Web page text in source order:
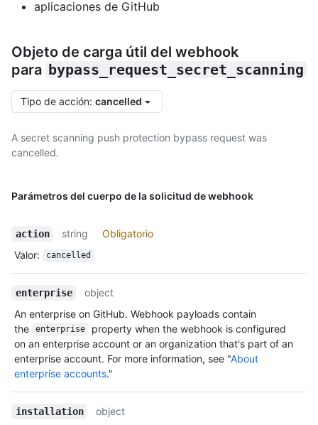
aplicaciones de GitHub
Objeto de carga útil del webhook
para bypass_request_secret_scanning
Tipo de acción: cancelled
A secret scanning push protection bypass request was
cancelled.
Parámetros del cuerpo de la solicitud de webhook
action string
Obligatorio
Valor: cancelled
enterprise
object
An enterprise on GitHub. Webhook payloads contain
the
enterprise
property when the webhook is configured
on an enterprise account or an organization that's part of an
enterprise account. For more information, see "About
enterprise accounts."
installation
object